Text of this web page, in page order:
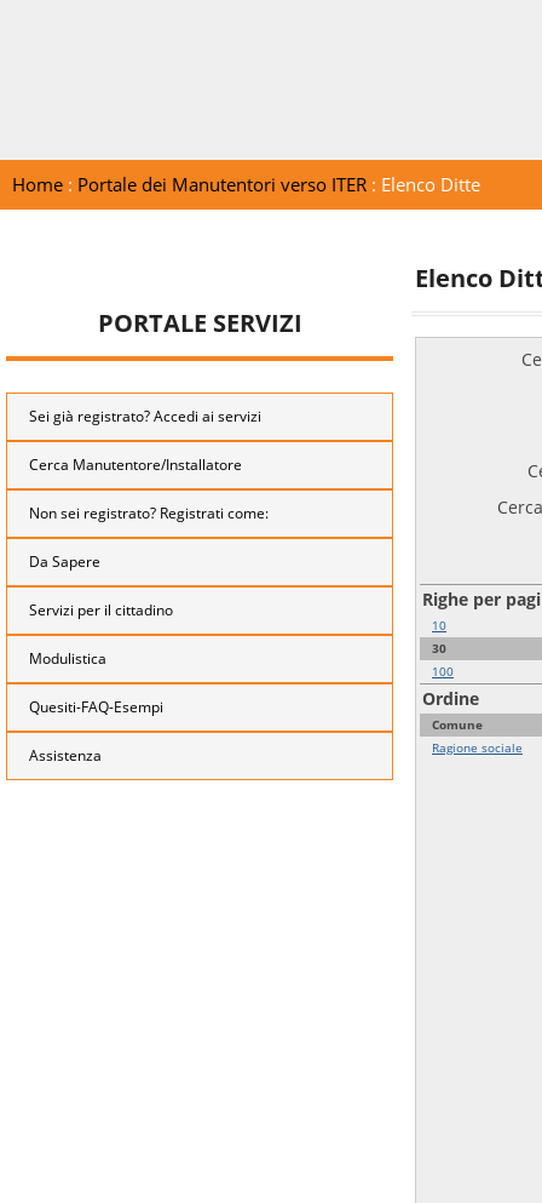
Home: Portale dei Manutentori verso ITER: Elenco Ditte
PORTALE SERVIZI
Sei già registrato? Accedi ai servizi
Cerca Manutentore/Installatore
Non sei registrato? Registrati come:
Da Sapere
Servizi per il cittadino
Modulistica
Quesiti-FAQ-Esempi
Assistenza
Elenco
Righe per
10
30
100
Ordine
Comune
Ragione sociale